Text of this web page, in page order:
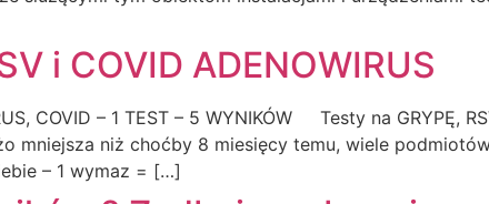
i COVID ADENOWIRUS
COVID – 1 TEST – 5 WYNIKÓW Testy na GRYPĘ,
mniejsza niż choćby 8 miesięcy temu, wiele
– 1 wymaz = […]